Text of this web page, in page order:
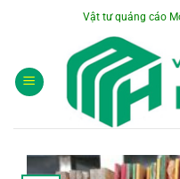
dung
Vật tư quảng cáo